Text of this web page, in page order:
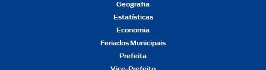
Geografia
Estatísticas
Economia
Feriados Municipais
Prefeita